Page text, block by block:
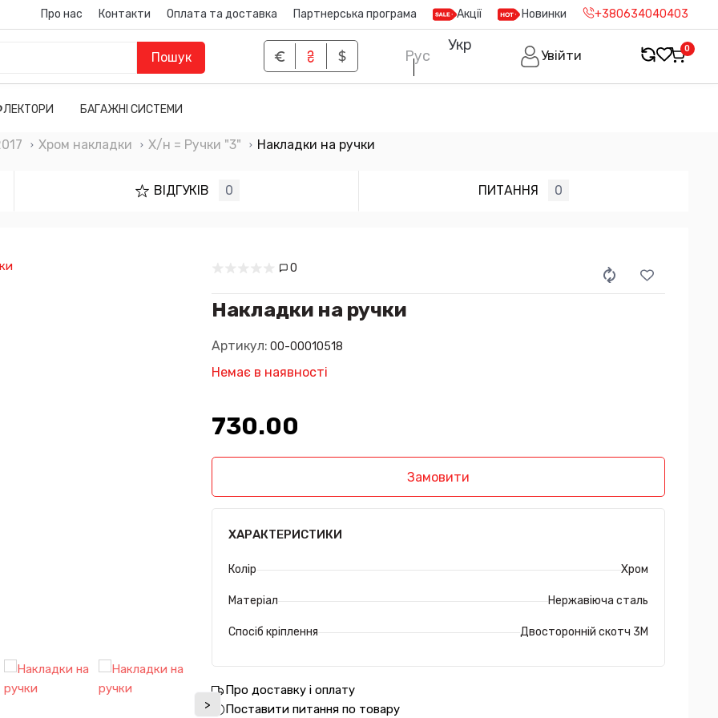
Про нас Контакти Оплата та доставка Партнерська програма Акції Новинки +380634040403
Пошук Рус
Укр
Увійти 0
БАГАЖНІ СИСТЕМИ
Хром накладки Х/н = Ручки "3" Накладки на ручки
ВІДГУКІВ 0 ПИТАННЯ 0
>
0
Накладки на ручки
Артикул: 00-00010518
Немає в наявності
730.00₴
Замовити
ХАРАКТЕРИСТИКИ
Колір Хром
Матеріал Нержавіюча сталь
Спосіб кріплення Двосторонній скотч 3М
Про доставку і оплату
Поставити питання по товару